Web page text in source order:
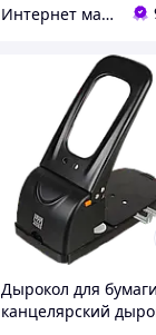
Интернет магазин ТерЛайн
Дырокол для
канцелярский